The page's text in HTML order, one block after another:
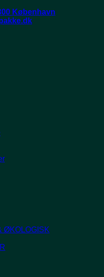
København
ØKOLOGISK